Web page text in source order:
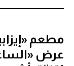
مطعم
عرض